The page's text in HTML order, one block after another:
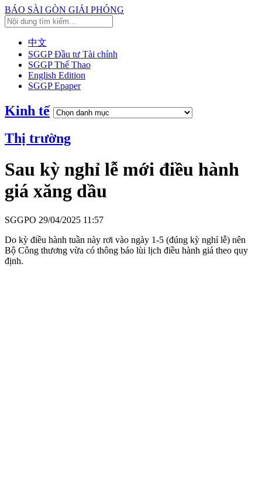
BÁO SÀI GÒN GIẢI PHÓNG
中文
SGGP Đầu tư Tài chính
SGGP Thể Thao
English Edition
SGGP Epaper
Kinh tế
Thị trường
Sau kỳ nghỉ lễ mới điều hành
giá xăng dầu
SGGPO 29/04/2025 11:57
Do kỳ điều hành tuần này rơi vào ngày 1-5 (đúng kỳ nghỉ lễ) nên
Bộ Công thương vừa có thông báo lùi lịch điều hành giá theo quy
định.